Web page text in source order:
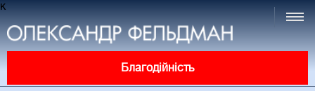
к
Благодійність